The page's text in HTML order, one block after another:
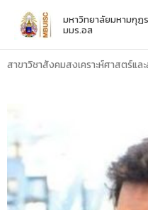
content
มหาวิทยาลัยมหามกุฏ
มมร.อส
สาขาวิชาสังคมสงเคราะห์ศาสตร์แล